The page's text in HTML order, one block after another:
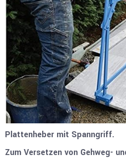
Plattenheber mit Spanngriff.
Zum Versetzen von Gehweg-